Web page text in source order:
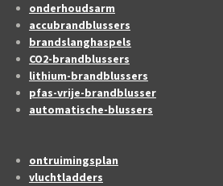
onderhoudsarm
accubrandblussers
brandslanghaspels
CO2-brandblussers
lithium-brandblussers
pfas-vrije-brandblusser
automatische-blussers
ontruimingsplan
vluchtladders